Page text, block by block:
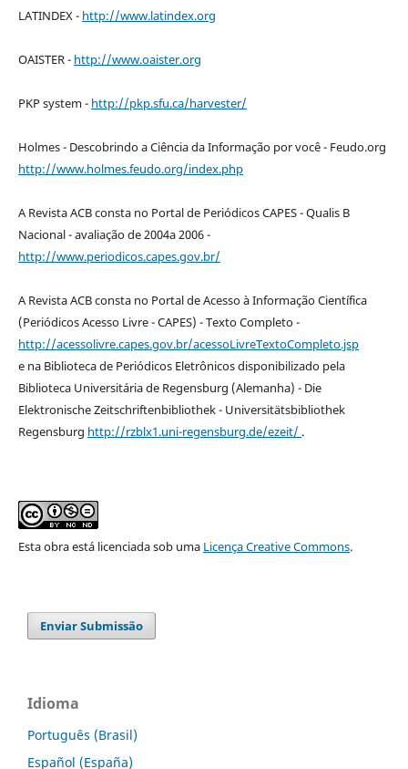
LATINDEX - http://www.latindex.org
OAISTER - http://www.oaister.org
PKP system - http://pkp.sfu.ca/harvester/
Holmes - Descobrindo a Ciência da Informação por você - Feudo.org
http://www.holmes.feudo.org/index.php
A Revista ACB consta no Portal de Periódicos CAPES - Qualis B
Nacional - avaliação de 2004a 2006 -
http://www.periodicos.capes.gov.br/
A Revista ACB consta no Portal de Acesso à Informação Científica
(Periódicos Acesso Livre - CAPES) - Texto Completo -
http://acessolivre.capes.gov.br/acessoLivreTextoCompleto.jsp
e na Biblioteca de Periódicos Eletrônicos disponibilizado pela
Biblioteca Universitária de Regensburg (Alemanha) - Die
Elektronische Zeitschriftenbibliothek - Universitätsbibliothek
Regensburg http://rzblx1.uni-regensburg.de/ezeit/ .
Esta obra está licenciada sob uma Licença Creative Commons.
Enviar Submissão
Idioma
Português (Brasil)
Español (España)